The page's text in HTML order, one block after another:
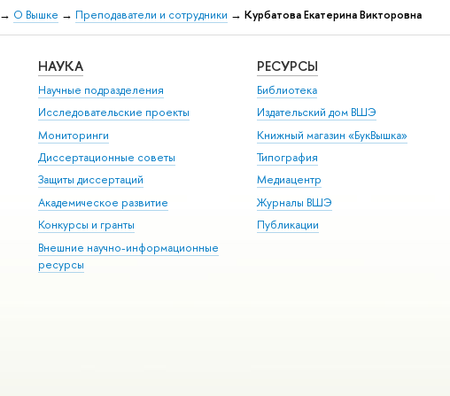
→ О Вышке → Преподаватели и сотрудники → Курбатова Екатерина Викторовна
НАУКА
Научные подразделения
Исследовательские проекты
Мониторинги
Диссертационные советы
Защиты диссертаций
Академическое развитие
Конкурсы и гранты
Внешние научно-информационные
ресурсы
РЕСУРСЫ
Библиотека
Издательский дом ВШЭ
Книжный магазин «БукВышка»
Типография
Медиацентр
Журналы ВШЭ
Публикации